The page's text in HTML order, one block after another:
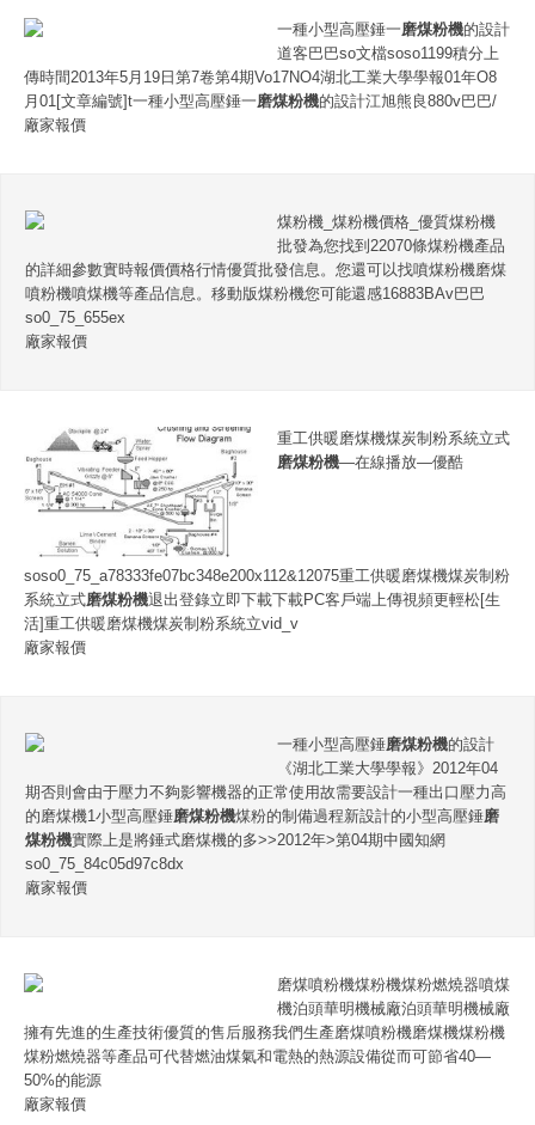
一種小型高壓錘一磨煤粉機的設計
道客巴巴so文檔soso1199積分上
傳時間2013年5月19日第7卷第4期Vo17NO4湖北工業大學學報01年O8
月01[文章編號]t一種小型高壓錘一磨煤粉機的設計江旭熊良880v巴巴/
廠家報價
煤粉機_煤粉機價格_優質煤粉機
批發為您找到22070條煤粉機產品
的詳細參數實時報價價格行情優質批發信息。您還可以找噴煤粉機磨煤
噴粉機噴煤機等產品信息。移動版煤粉機您可能還感16883BAv巴巴
so0_75_655ex
廠家報價
重工供暖磨煤機煤炭制粉系統立式
磨煤粉機—在線播放—優酷
soso0_75_a78333fe07bc348e200x112&12075重工供暖磨煤機煤炭制粉
系統立式磨煤粉機退出登錄立即下載下載PC客戶端上傳視頻更輕松[生
活]重工供暖磨煤機煤炭制粉系統立vid_v
廠家報價
一種小型高壓錘磨煤粉機的設計
《湖北工業大學學報》2012年04
期否則會由于壓力不夠影響機器的正常使用故需要設計一種出口壓力高
的磨煤機1小型高壓錘磨煤粉機煤粉的制備過程新設計的小型高壓錘磨
煤粉機實際上是將錘式磨煤機的多>>2012年>第04期中國知網
so0_75_84c05d97c8dx
廠家報價
磨煤噴粉機煤粉機煤粉燃燒器噴煤
機泊頭華明機械廠泊頭華明機械廠
擁有先進的生產技術優質的售后服務我們生產磨煤噴粉機磨煤機煤粉機
煤粉燃燒器等產品可代替燃油煤氣和電熱的熱源設備從而可節省40—
50%的能源
廠家報價